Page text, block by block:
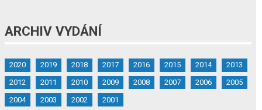
ARCHIV VYDÁNÍ
2020 2019 2018 2017 2016 2015 2014
2013
2012
2011 2010 2009 2008 2007 2006
2005
2004
2003 2002 2001